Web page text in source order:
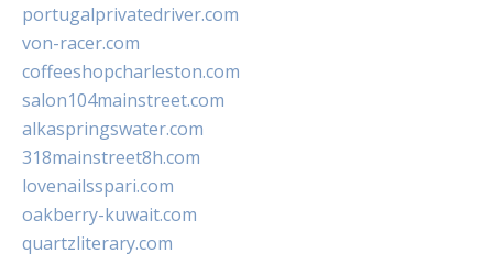
portugalprivatedriver.com
von-racer.com
coffeeshopcharleston.com
salon104mainstreet.com
alkaspringswater.com
318mainstreet8h.com
lovenailsspari.com
oakberry-kuwait.com
quartzliterary.com